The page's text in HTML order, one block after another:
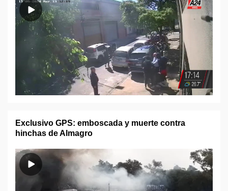
Exclusivo GPS: emboscada y muerte contra
hinchas de Almagro